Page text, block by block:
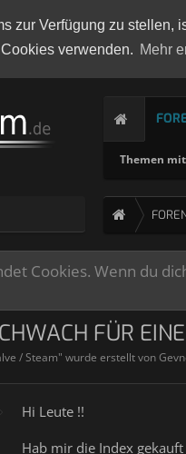
zur Verfügung zu
verwenden. Mehr
Themen
Cookies. Wenn du
FÜR
/ Steam" wurde erstellt von
Hi Leute !!
Hab mir die Index